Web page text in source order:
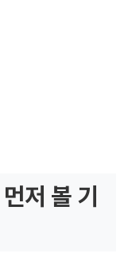
저 볼 기